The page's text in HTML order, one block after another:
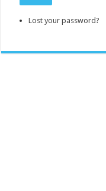
Lost your password?